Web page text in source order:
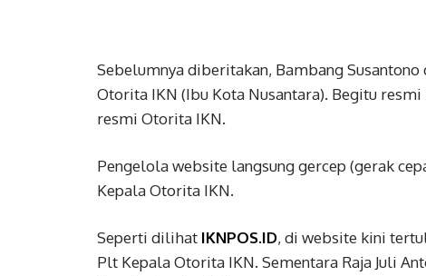
Sebelumnya diberitakan, Bambang
Otorita IKN (Ibu Kota Nusantara). Begitu
resmi Otorita IKN.
Pengelola website langsung gercep (gerak
Kepala Otorita IKN.
Seperti dilihat IKNPOS.ID, di website kini
Plt Kepala Otorita IKN. Sementara Raja Juli